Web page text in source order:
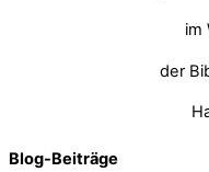
im
der
Blog-Beiträge